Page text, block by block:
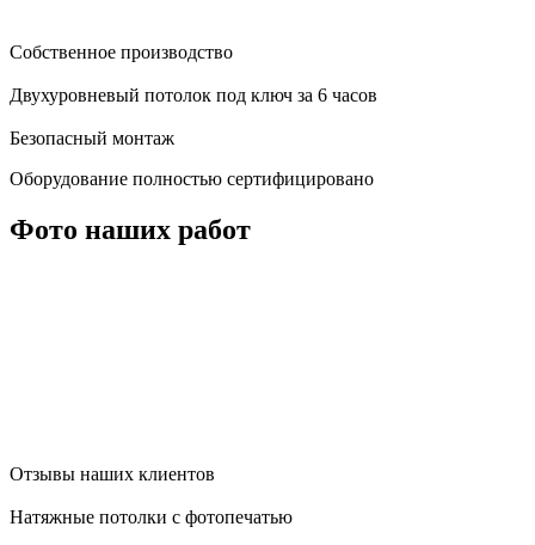
Собственное производство
Двухуровневый потолок под ключ за 6 часов
Безопасный монтаж
Оборудование полностью сертифицировано
Фото наших работ
Отзывы наших клиентов
Натяжные потолки с фотопечатью